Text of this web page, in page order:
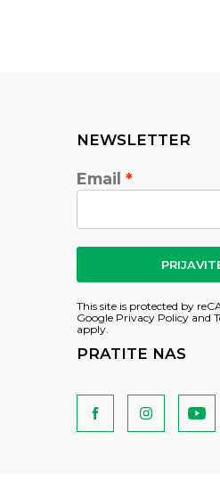
NEWSLETTER
Email
This site is protected by
Google Privacy Policy and
apply.
PRATITE NAS